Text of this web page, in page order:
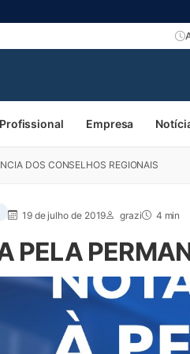
Profissional Empresa
DOS CONSELHOS REGIONAIS
19 de julho de 2019 grazi 4 min
PELA